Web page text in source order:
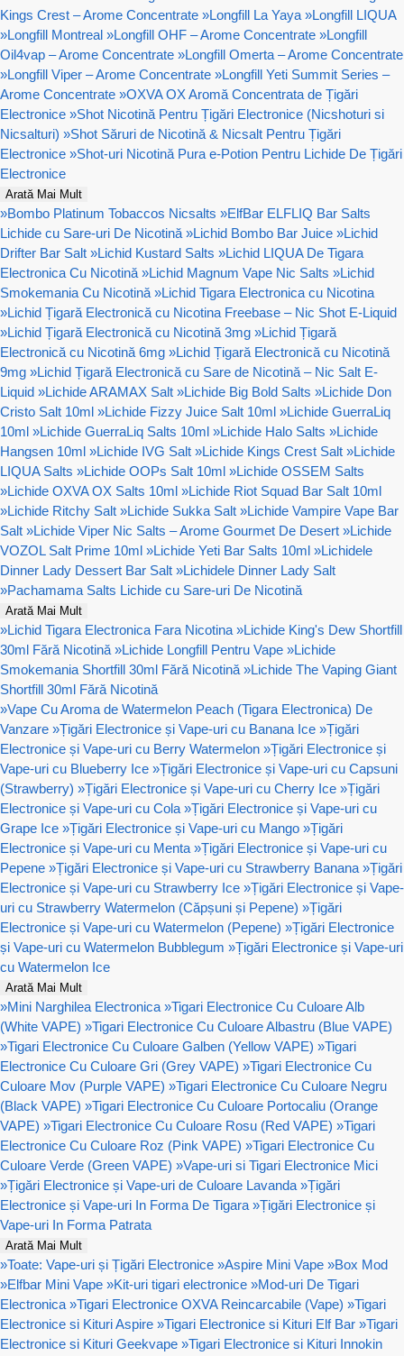
Kings Crest – Arome Concentrate »Longfill La Yaya »Longfill LIQUA
»Longfill Montreal »Longfill OHF – Arome Concentrate »Longfill
Oil4vap – Arome Concentrate »Longfill Omerta – Arome Concentrate
»Longfill Viper – Arome Concentrate »Longfill Yeti Summit Series –
Arome Concentrate »OXVA OX Aromă Concentrata de Țigări
Electronice »Shot Nicotină Pentru Țigări Electronice (Nicshoturi si
Nicsalturi) »Shot Săruri de Nicotină & Nicsalt Pentru Țigări
Electronice »Shot-uri Nicotină Pura e-Potion Pentru Lichide De Țigări
Electronice
Arată Mai Mult
»Bombo Platinum Tobaccos Nicsalts »ElfBar ELFLIQ Bar Salts
Lichide cu Sare-uri De Nicotină »Lichid Bombo Bar Juice »Lichid
Drifter Bar Salt »Lichid Kustard Salts »Lichid LIQUA De Tigara
Electronica Cu Nicotină »Lichid Magnum Vape Nic Salts »Lichid
Smokemania Cu Nicotină »Lichid Tigara Electronica cu Nicotina
»Lichid Țigară Electronică cu Nicotina Freebase – Nic Shot E-Liquid
»Lichid Țigară Electronică cu Nicotină 3mg »Lichid Țigară
Electronică cu Nicotină 6mg »Lichid Țigară Electronică cu Nicotină
9mg »Lichid Țigară Electronică cu Sare de Nicotină – Nic Salt E-
Liquid »Lichide ARAMAX Salt »Lichide Big Bold Salts »Lichide Don
Cristo Salt 10ml »Lichide Fizzy Juice Salt 10ml »Lichide GuerraLiq
10ml »Lichide GuerraLiq Salts 10ml »Lichide Halo Salts »Lichide
Hangsen 10ml »Lichide IVG Salt »Lichide Kings Crest Salt »Lichide
LIQUA Salts »Lichide OOPs Salt 10ml »Lichide OSSEM Salts
»Lichide OXVA OX Salts 10ml »Lichide Riot Squad Bar Salt 10ml
»Lichide Ritchy Salt »Lichide Sukka Salt »Lichide Vampire Vape Bar
Salt »Lichide Viper Nic Salts – Arome Gourmet De Desert »Lichide
VOZOL Salt Prime 10ml »Lichide Yeti Bar Salts 10ml »Lichidele
Dinner Lady Dessert Bar Salt »Lichidele Dinner Lady Salt
»Pachamama Salts Lichide cu Sare-uri De Nicotină
Arată Mai Mult
»Lichid Tigara Electronica Fara Nicotina »Lichide King's Dew Shortfill
30ml Fără Nicotină »Lichide Longfill Pentru Vape »Lichide
Smokemania Shortfill 30ml Fără Nicotină »Lichide The Vaping Giant
Shortfill 30ml Fără Nicotină
»Vape Cu Aroma de Watermelon Peach (Tigara Electronica) De
Vanzare »Țigări Electronice și Vape-uri cu Banana Ice »Țigări
Electronice și Vape-uri cu Berry Watermelon »Țigări Electronice și
Vape-uri cu Blueberry Ice »Țigări Electronice și Vape-uri cu Capsuni
(Strawberry) »Țigări Electronice și Vape-uri cu Cherry Ice »Țigări
Electronice și Vape-uri cu Cola »Țigări Electronice și Vape-uri cu
Grape Ice »Țigări Electronice și Vape-uri cu Mango »Țigări
Electronice și Vape-uri cu Menta »Țigări Electronice și Vape-uri cu
Pepene »Țigări Electronice și Vape-uri cu Strawberry Banana »Țigări
Electronice și Vape-uri cu Strawberry Ice »Țigări Electronice și Vape-
uri cu Strawberry Watermelon (Căpșuni și Pepene) »Țigări
Electronice și Vape-uri cu Watermelon (Pepene) »Țigări Electronice
și Vape-uri cu Watermelon Bubblegum »Țigări Electronice și Vape-uri
cu Watermelon Ice
Arată Mai Mult
»Mini Narghilea Electronica »Tigari Electronice Cu Culoare Alb
(White VAPE) »Tigari Electronice Cu Culoare Albastru (Blue VAPE)
»Tigari Electronice Cu Culoare Galben (Yellow VAPE) »Tigari
Electronice Cu Culoare Gri (Grey VAPE) »Tigari Electronice Cu
Culoare Mov (Purple VAPE) »Tigari Electronice Cu Culoare Negru
(Black VAPE) »Tigari Electronice Cu Culoare Portocaliu (Orange
VAPE) »Tigari Electronice Cu Culoare Rosu (Red VAPE) »Tigari
Electronice Cu Culoare Roz (Pink VAPE) »Tigari Electronice Cu
Culoare Verde (Green VAPE) »Vape-uri si Tigari Electronice Mici
»Țigări Electronice și Vape-uri de Culoare Lavanda »Țigări
Electronice și Vape-uri In Forma De Tigara »Țigări Electronice și
Vape-uri In Forma Patrata
Arată Mai Mult
»Toate: Vape-uri și Țigări Electronice »Aspire Mini Vape »Box Mod
»Elfbar Mini Vape »Kit-uri tigari electronice »Mod-uri De Tigari
Electronica »Tigari Electronice OXVA Reincarcabile (Vape) »Tigari
Electronice si Kituri Aspire »Tigari Electronice si Kituri Elf Bar »Tigari
Electronice si Kituri Geekvape »Tigari Electronice si Kituri Innokin